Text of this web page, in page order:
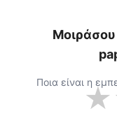
Μοιράσου
Ποια είναι η★